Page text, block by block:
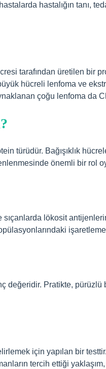
hastalığın tanı,
tarafından üretilen bir
hücreli lenfoma ve
çoğu lenfoma da
türüdür. Bağışıklık
önemli bir rol
lökosit
değeridir. Pratikte,
için yapılan bir
tercih ettiği